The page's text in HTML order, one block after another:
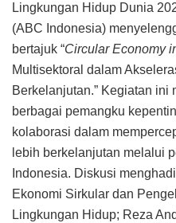
Lingkungan Hidup Dunia
(ABC Indonesia)
bertajuk “Circular Economy
Multisektoral dalam
Berkelanjutan.” Kegiatan ini
berbagai pemangku
kolaborasi dalam
lebih berkelanjutan melalui
Indonesia. Diskusi
Ekonomi Sirkular dan
Lingkungan Hidup; Reza